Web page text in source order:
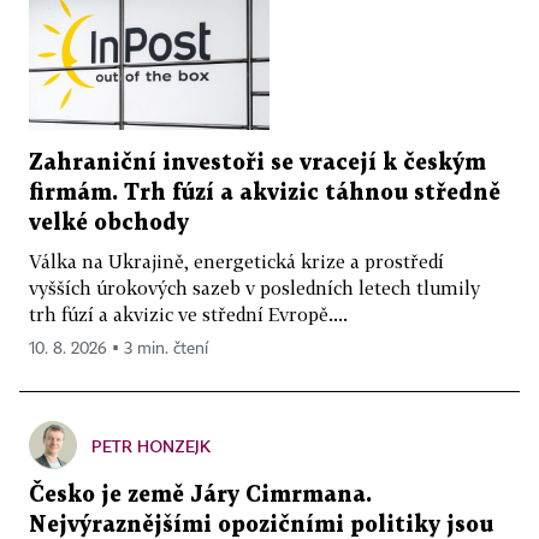
Zahraniční investoři se vracejí k českým
firmám. Trh fúzí a akvizic táhnou středně
velké obchody
Válka na Ukrajině, energetická krize a prostředí
vyšších úrokových sazeb v posledních letech tlumily
trh fúzí a akvizic ve střední Evropě....
10. 8. 2026 ▪ 3 min. čtení
PETR HONZEJK
Česko je země Járy Cimrmana.
Nejvýraznějšími opozičními politiky jsou